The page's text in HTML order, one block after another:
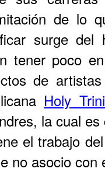
de lo
surge
tener poco
de
Holy
la cual
el trabajo
no asocio con